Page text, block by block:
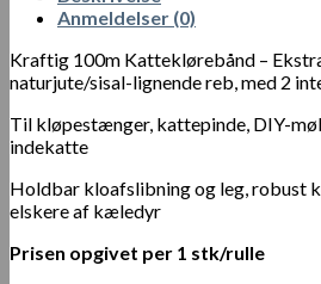
Anmeldelser (0)
Kraftig 100m Katteklørebånd –
naturjute/sisal-lignende reb, med 2
Til kløpestænger, kattepinde, DIY-
indekatte
Holdbar kloafslibning og leg, robust
elskere af kæledyr
Prisen opgivet per 1 stk/rulle